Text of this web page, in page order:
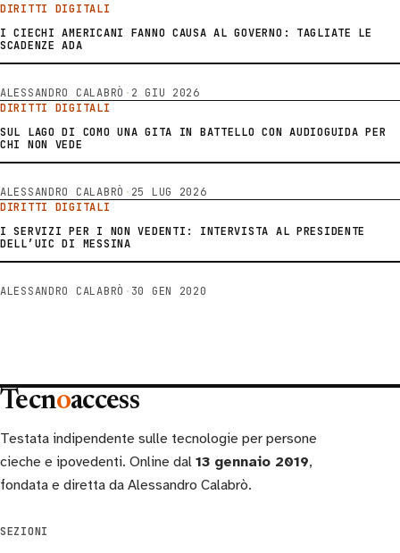
DIRITTI DIGITALI
I CIECHI AMERICANI FANNO CAUSA AL GOVERNO: TAGLIATE LE
SCADENZE ADA
ALESSANDRO CALABRÒ · 2 GIU 2026
DIRITTI DIGITALI
SUL LAGO DI COMO UNA GITA IN BATTELLO CON AUDIOGUIDA PER
CHI NON VEDE
ALESSANDRO CALABRÒ · 25 LUG 2026
DIRITTI DIGITALI
I SERVIZI PER I NON VEDENTI: INTERVISTA AL PRESIDENTE
DELL’UIC DI MESSINA
ALESSANDRO CALABRÒ · 30 GEN 2020
Tecnoaccess
Testata indipendente sulle tecnologie per persone
cieche e ipovedenti. Online dal 13 gennaio 2019,
fondata e diretta da Alessandro Calabrò.
SEZIONI